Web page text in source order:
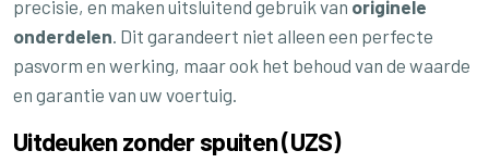
precisie, en maken uitsluitend gebruik van originele
onderdelen . Dit garandeert niet alleen een perfecte
pasvorm en werking, maar ook het behoud van de waarde
en garantie van uw voertuig.
Uitdeuken zonder spuiten (UZS)